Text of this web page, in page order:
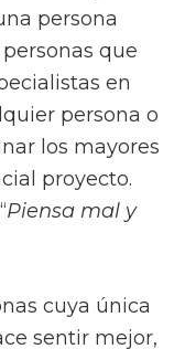
persona
que
en
persona o
los mayores
proyecto.
Piensa mal y
cuya única
sentir mejor,